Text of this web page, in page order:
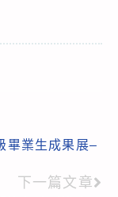
畢業生成果展–
下一篇文章